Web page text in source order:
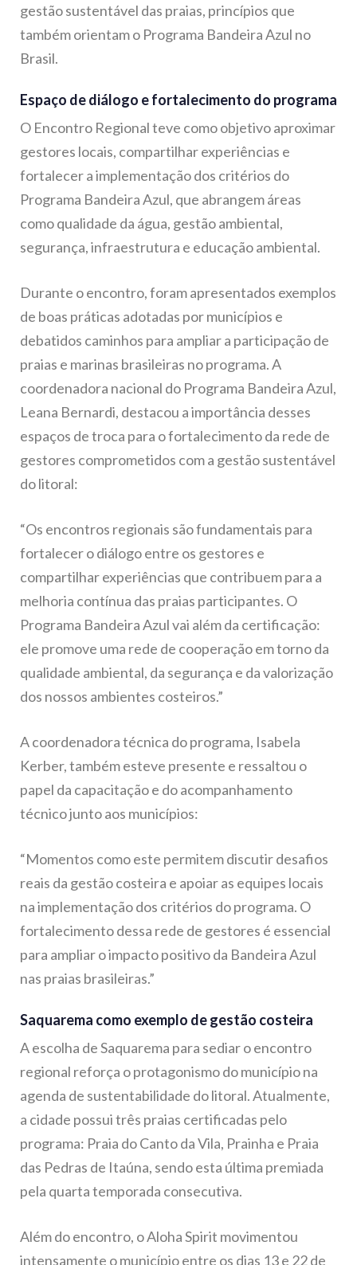
gestão sustentável das praias, princípios que
também orientam o Programa Bandeira Azul no
Brasil.
Espaço de diálogo e fortalecimento do programa
O Encontro Regional teve como objetivo aproximar
gestores locais, compartilhar experiências e
fortalecer a implementação dos critérios do
Programa Bandeira Azul, que abrangem áreas
como qualidade da água, gestão ambiental,
segurança, infraestrutura e educação ambiental.
Durante o encontro, foram apresentados exemplos
de boas práticas adotadas por municípios e
debatidos caminhos para ampliar a participação de
praias e marinas brasileiras no programa. A
coordenadora nacional do Programa Bandeira Azul,
Leana Bernardi, destacou a importância desses
espaços de troca para o fortalecimento da rede de
gestores comprometidos com a gestão sustentável
do litoral:
“Os encontros regionais são fundamentais para
fortalecer o diálogo entre os gestores e
compartilhar experiências que contribuem para a
melhoria contínua das praias participantes. O
Programa Bandeira Azul vai além da certificação:
ele promove uma rede de cooperação em torno da
qualidade ambiental, da segurança e da valorização
dos nossos ambientes costeiros.”
A coordenadora técnica do programa, Isabela
Kerber, também esteve presente e ressaltou o
papel da capacitação e do acompanhamento
técnico junto aos municípios:
“Momentos como este permitem discutir desafios
reais da gestão costeira e apoiar as equipes locais
na implementação dos critérios do programa. O
fortalecimento dessa rede de gestores é essencial
para ampliar o impacto positivo da Bandeira Azul
nas praias brasileiras.”
Saquarema como exemplo de gestão costeira
A escolha de Saquarema para sediar o encontro
regional reforça o protagonismo do município na
agenda de sustentabilidade do litoral. Atualmente,
a cidade possui três praias certificadas pelo
programa: Praia do Canto da Vila, Prainha e Praia
das Pedras de Itaúna, sendo esta última premiada
pela quarta temporada consecutiva.
Além do encontro, o Aloha Spirit movimentou
intensamente o município entre os dias 13 e 22 de